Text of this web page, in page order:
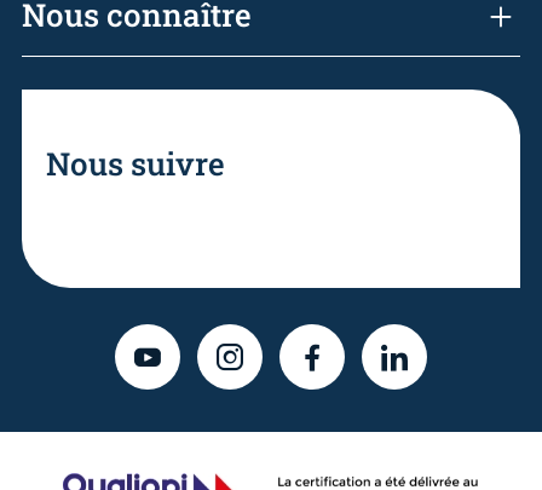
Nous connaître
Nous suivre
YOUTUBEINSTAGRAMFACEBOOKLINKEDIN